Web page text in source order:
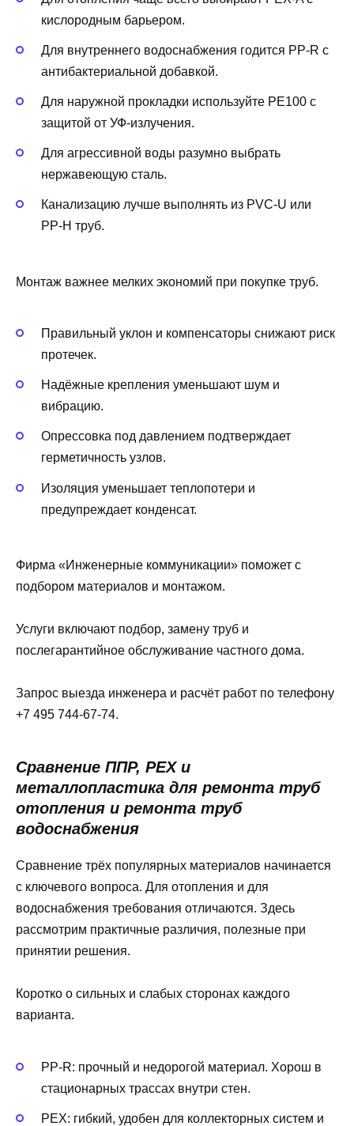
кислородным барьером.
Для внутреннего водоснабжения годится PP‑R с
антибактериальной добавкой.
Для наружной прокладки используйте PE100 с
защитой от УФ‑излучения.
Для агрессивной воды разумно выбрать
нержавеющую сталь.
Канализацию лучше выполнять из PVC‑U или
PP‑H труб.
Монтаж важнее мелких экономий при покупке труб.
Правильный уклон и компенсаторы снижают риск
протечек.
Надёжные крепления уменьшают шум и
вибрацию.
Опрессовка под давлением подтверждает
герметичность узлов.
Изоляция уменьшает теплопотери и
предупреждает конденсат.
Фирма «Инженерные коммуникации» поможет с
подбором материалов и монтажом.
Услуги включают подбор, замену труб и
послегарантийное обслуживание частного дома.
Запрос выезда инженера и расчёт работ по телефону
+7 495 744-67-74.
Сравнение ППР, PEX и
металлопластика для ремонта труб
отопления и ремонта труб
водоснабжения
Сравнение трёх популярных материалов начинается
с ключевого вопроса. Для отопления и для
водоснабжения требования отличаются. Здесь
рассмотрим практичные различия, полезные при
принятии решения.
Коротко о сильных и слабых сторонах каждого
варианта.
PP‑R: прочный и недорогой материал. Хорош в
стационарных трассах внутри стен.
PEX: гибкий, удобен для коллекторных систем и